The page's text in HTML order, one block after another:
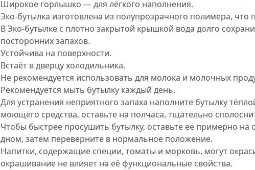
Широкое горлышко — для лёгкого наполнения.
Эко-бутылка изготовлена из полупрозрачного полимера, что
В Эко-бутылке с плотно закрытой крышкой вода долго
посторонних запахов.
Устойчива на поверхности.
Встаёт в дверцу холодильника.
Не рекомендуется использовать для молока и молочных
Рекомендуется мыть бутылку каждый день.
Для устранения неприятного запаха наполните бутылку
моющего средства, оставьте на полчаса, тщательно
Чтобы быстрее просушить бутылку, оставьте её примерно на
дном, затем переверните в нормальное положение.
Напитки, содержащие специи, томаты и морковь, могут
окрашивание не влияет на её функциональные свойства.